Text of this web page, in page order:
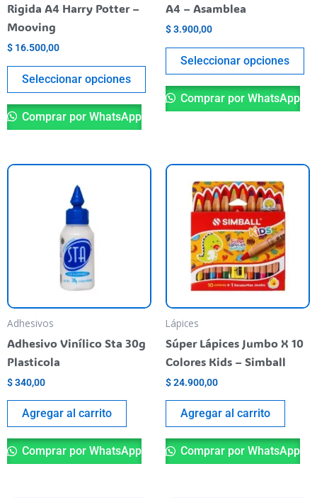
Rigida A4 Harry Potter –
Mooving
$ 16.500,00
Seleccionar opciones
producto
Comprar por WhatsApp
A4 – Asamblea
$3.900,00
Seleccionar opciones
Comprar por WhatsApp
Adhesivos
Adhesivo Vinílico Sta 30g
Plasticola
$340,00
Agregar al carrito
Comprar por WhatsApp
Lápices
Súper Lápices Jumbo X 10
Colores Kids – Simball
$24.900,00
Agregar al carrito
Comprar por WhatsApp